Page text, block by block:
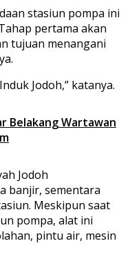
stasiun pompa ini
pertama akan
tujuan menangani
Jodoh,” katanya.
Belakang Wartawan
Jodoh
banjir, sementara
Meskipun saat
pompa, alat ini
pintu air, mesin